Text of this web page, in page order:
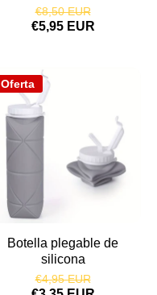
€8,50 EUR
€5,95 EUR
Oferta
Botella plegable de
silicona
€4,95 EUR